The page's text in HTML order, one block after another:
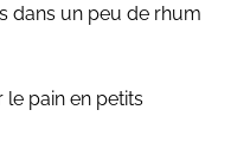
dans un peu de rhum
pain en petits